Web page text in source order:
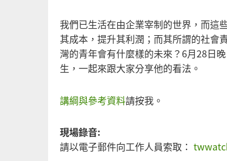
我們已生活在由企業宰制的世界，而這
其成本，提升其利潤；而其所謂的社會
灣的青年會有什麼樣的未來？6月28日
生，一起來跟大家分享他的看法。
講綱與參考資料請按我。
現場錄音:
請以電子郵件向工作人員索取：